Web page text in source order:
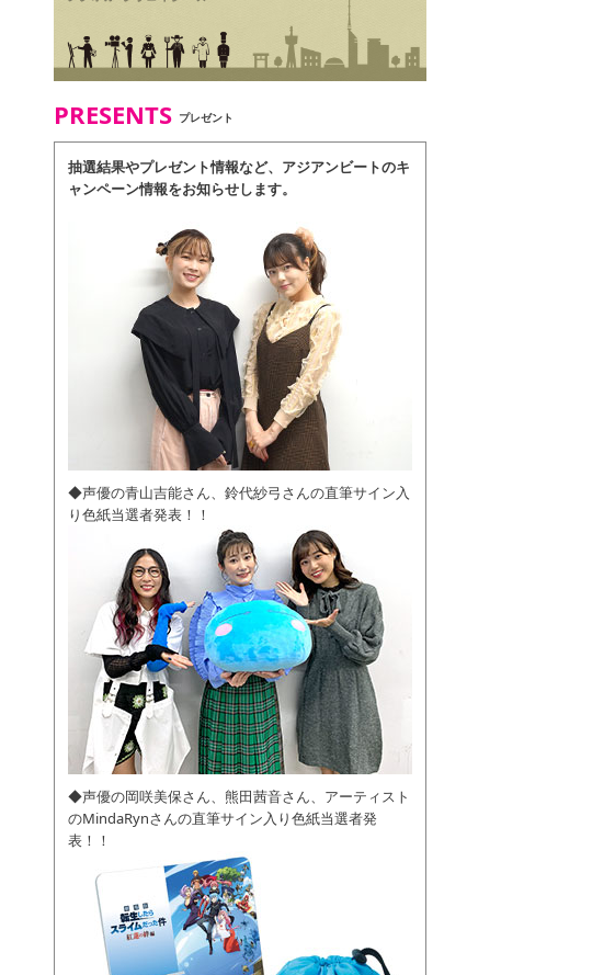
PRESENTS プレゼント
抽選結果やプレゼント情報など、アジアンビートのキ
ャンペーン情報をお知らせします。
◆声優の青山吉能さん、鈴代紗弓さんの直筆サイン入
り色紙当選者発表！！
◆声優の岡咲美保さん、熊田茜音さん、アーティスト
のMindaRynさんの直筆サイン入り色紙当選者発
表！！